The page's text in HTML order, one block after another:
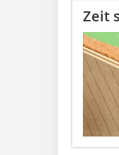
Zeit